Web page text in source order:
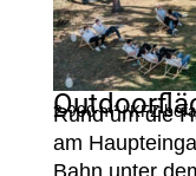
2.900 m² | KFZ-
Rund um die
am
Bahn unter